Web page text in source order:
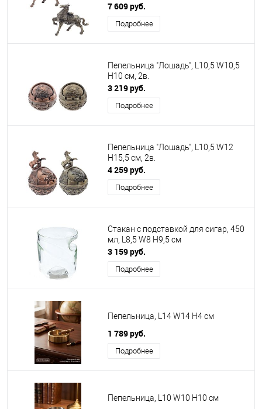
7 609 руб.
Подробнее
Пепельница "Лошадь", L10,5 W10,5
H10 см, 2в.
3 219 руб.
Подробнее
Пепельница "Лошадь", L10,5 W12
H15,5 см, 2в.
4 259 руб.
Подробнее
Стакан с подставкой для сигар, 450
мл, L8,5 W8 H9,5 см
3 159 руб.
Подробнее
Пепельница, L14 W14 H4 см
1 789 руб.
Подробнее
Пепельница, L10 W10 H10 см